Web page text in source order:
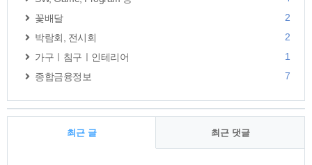
꽃배달
2
박람회, 전시회
2
가구ㅣ침구ㅣ인테리어
1
종합금융정보
7
최근 글 최근 댓글